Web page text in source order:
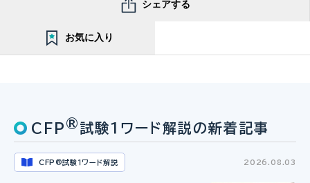
シェアする
お気に入り
CFP ® 試験１ワード解説の新着記事
CFP ®試験１ワード解説 2026.08.03